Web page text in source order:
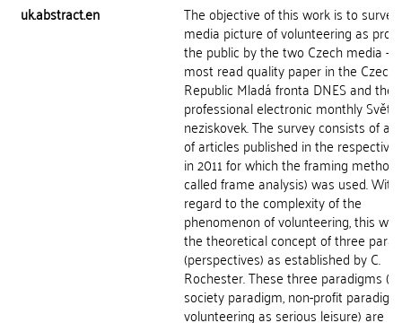
uk.abstract.en
The objective of this work is to
media picture of volunteering as
the public by the two Czech media -
most read quality paper in the Czech
Republic Mladá fronta DNES and the
professional electronic monthly Svět
neziskovek. The survey consists of
of articles published in the
in 2011 for which the framing method
called frame analysis) was used. With
regard to the complexity of the
phenomenon of volunteering, this
the theoretical concept of three
(perspectives) as established by C.
Rochester. These three paradigms
society paradigm, non-profit paradigm,
volunteering as serious leisure) are